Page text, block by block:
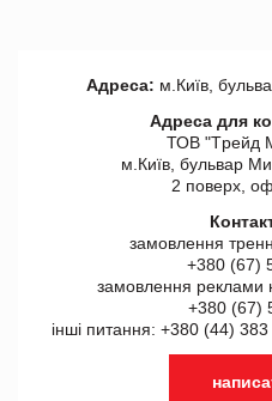
Адреса: м.Київ,
Адреса для
ТОВ "Tрейд
м.Київ, бульвар
2 поверх,
замовлення
+380 (67)
замовлення реклами
+380 (67)
інші питання: +380 (44)